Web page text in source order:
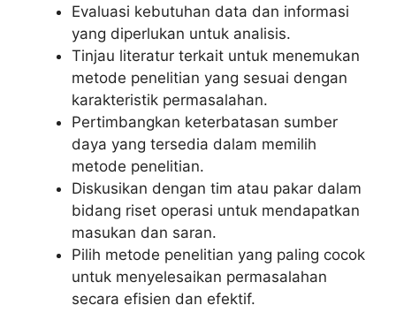
Evaluasi kebutuhan data dan informasi
yang diperlukan untuk analisis.
Tinjau literatur terkait untuk menemukan
metode penelitian yang sesuai dengan
karakteristik permasalahan.
Pertimbangkan keterbatasan sumber
daya yang tersedia dalam memilih
metode penelitian.
Diskusikan dengan tim atau pakar dalam
bidang riset operasi untuk mendapatkan
masukan dan saran.
Pilih metode penelitian yang paling cocok
untuk menyelesaikan permasalahan
secara efisien dan efektif.